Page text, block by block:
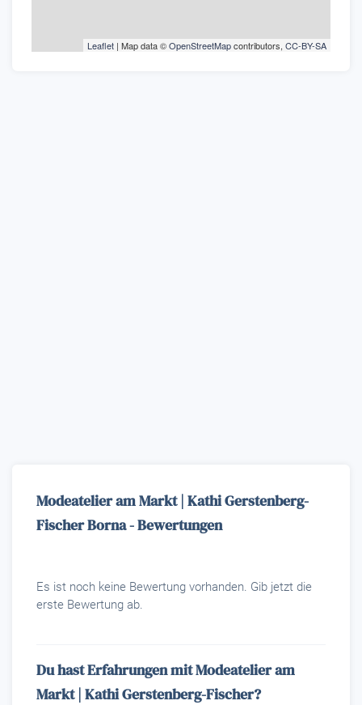
Leaflet | Map data ©OpenStreetMapcontributors, CC-BY-SA
Modeatelier am Markt | Kathi Gerstenberg-
Fischer Borna - Bewertungen
Es ist noch keine Bewertung vorhanden. Gib jetzt die
erste Bewertung ab.
Du hast Erfahrungen mit Modeatelier am
Markt | Kathi Gerstenberg-Fischer?